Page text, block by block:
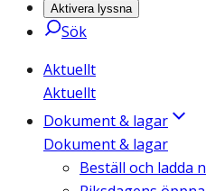
Aktivera lyssna
Sök
Aktuellt
Aktuellt
Dokument & lagar
Dokument & lagar
Beställ och ladda